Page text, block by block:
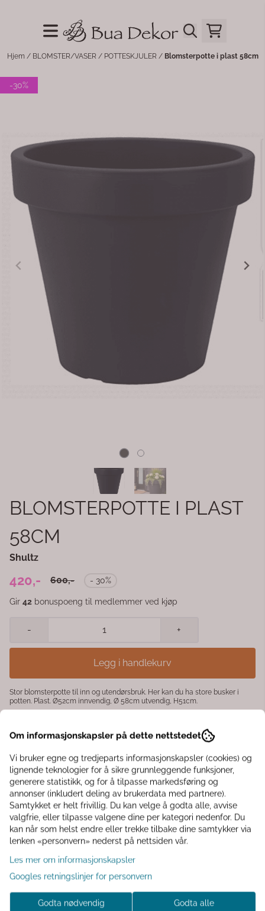
Hopp til innhold
Hjem / BLOMSTER/VASER / POTTESKJULER / Blomsterpotte i plast 58cm
-30%
BLOMSTERPOTTE I PLAST
58CM
Shultz
420,- 600,- - 30%
Gir 42 bonuspoeng til medlemmer ved kjøp
- +
Legg i handlekurv
Stor blomsterpotte til inn og utendørsbruk. Her kan du ha store busker i
potten. Plast. Ø52cm innvendig, Ø 58cm utvendig, H51cm.
Kundeklubb Medlemsfordeler
◾️ Interiørtips til hjemmet, hagen eller hytta
◾️ Eksklusive tilbud til klubbmedlemmer
◾️ Samle bonuspoeng hver gang du handler
Er du medlem? Du er ikke logget inn
Logg inn
Informasjon
Om informasjonskapsler på dette nettstedet
Vi bruker egne og tredjeparts informasjonskapsler (cookies) og
lignende teknologier for å sikre grunnleggende funksjoner,
generere statistikk, og for å tilpasse markedsføring og
annonser (inkludert deling av brukerdata med partnere).
Samtykket er helt frivillig. Du kan velge å godta alle, avvise
valgfrie, eller tilpasse valgene dine per kategori nedenfor. Du
kan når som helst endre eller trekke tilbake dine samtykker via
lenken «personvern» nederst på nettsiden vår.
Les mer om informasjonskapsler
Googles retningslinjer for personvern
Godta nødvendig Godta alle